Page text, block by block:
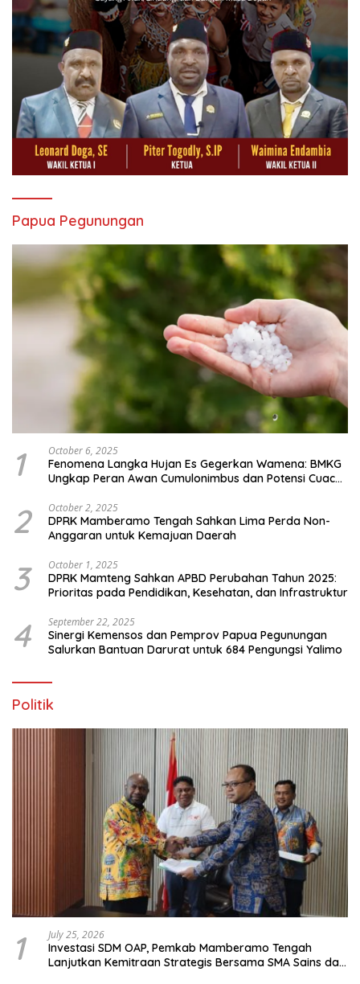
Papua Pegunungan
1 October 6, 2025
Fenomena Langka Hujan Es Gegerkan Wamena: BMKG
Ungkap Peran Awan Cumulonimbus dan Potensi Cuaca
2 October 2, 2025
DPRK Mamberamo Tengah Sahkan Lima Perda Non-
Anggaran untuk Kemajuan Daerah
3 October 1, 2025
DPRK Mamteng Sahkan APBD Perubahan Tahun 2025:
Prioritas pada Pendidikan, Kesehatan, dan Infrastruktur
4 September 22, 2025
Sinergi Kemensos dan Pemprov Papua Pegunungan
Salurkan Bantuan Darurat untuk 684 Pengungsi Yalimo
Politik
1 July 25, 2026
Investasi SDM OAP, Pemkab Mamberamo Tengah
Lanjutkan Kemitraan Strategis Bersama SMA Sains dan